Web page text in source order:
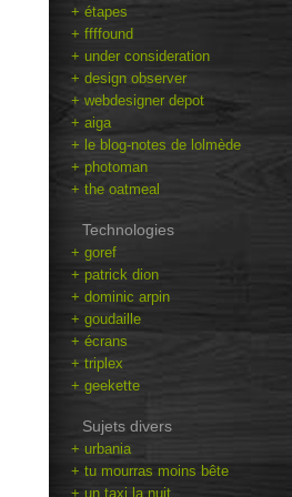
+ étapes
+ ffffound
+ under consideration
+ design observer
+ webdesigner depot
+ aiga
+ le blog-notes de lolmède
+ photoman
+ the oatmeal
Technologies
+ goref
+ patrick dion
+ dominic arpin
+ goudaille
+ écrans
+ triplex
+ geekette
Sujets divers
+ urbania
+ tu mourras moins bête
+ un taxi la nuit